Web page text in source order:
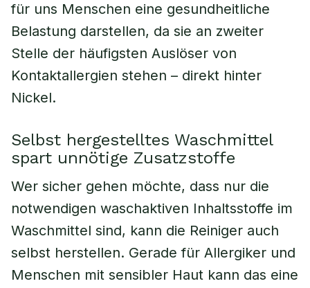
für uns Menschen eine gesundheitliche
Belastung darstellen, da sie an zweiter
Stelle der häufigsten Auslöser von
Kontaktallergien stehen – direkt hinter
Nickel.
Selbst hergestelltes Waschmittel
spart unnötige Zusatzstoffe
Wer sicher gehen möchte, dass nur die
notwendigen waschaktiven Inhaltsstoffe im
Waschmittel sind, kann die Reiniger auch
selbst herstellen. Gerade für Allergiker und
Menschen mit sensibler Haut kann das eine